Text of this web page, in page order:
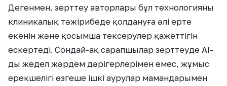
Дегенмен, зерттеу авторлары бұл технологияны
клиникалық тәжірибеде қолдануға әлі ерте
екенін және қосымша тексерулер қажеттігін
ескертеді. Сондай-ақ сарапшылар зерттеуде AI-
ды жедел жәрдем дәрігерлерімен емес, жұмыс
ерекшелігі өзгеше ішкі аурулар мамандарымен